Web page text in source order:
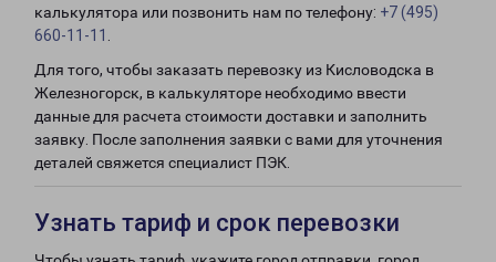
калькулятора или позвонить нам по телефону: +7 (495)
660-11-11
Для того, чтобы заказать перевозку из Кисловодска в
Железногорск, в калькуляторе необходимо ввести
данные для расчета стоимости доставки и заполнить
заявку. После заполнения заявки с вами для уточнения
деталей свяжется специалист ПЭК.
Узнать тариф и срок перевозки